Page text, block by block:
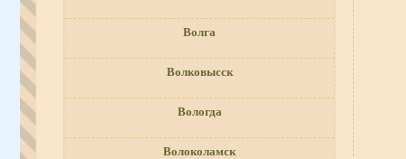
Волга
Волковысск
Вологда
Волоколамск